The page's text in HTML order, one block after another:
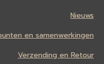
Nieuws
en samenwerkingen
Verzending en Retour